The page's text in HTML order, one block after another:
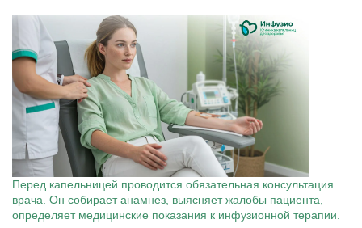
Перед капельницей проводится обязательная консультация
врача. Он собирает анамнез, выясняет жалобы пациента,
определяет медицинские показания к инфузионной терапии.